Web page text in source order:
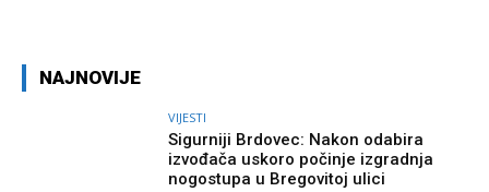
NAJNOVIJE
VIJESTI
Sigurniji Brdovec: Nakon odabira
izvođača uskoro počinje izgradnja
nogostupa u Bregovitoj ulici